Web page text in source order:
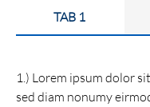
TAB 1
1.) Lorem ipsum dolor
sed diam nonumy